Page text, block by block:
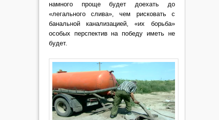
намного проще будет доехать до
«легального слива», чем рисковать с
банальной канализацией, «их борьба»
особых перспектив на победу иметь не
будет.